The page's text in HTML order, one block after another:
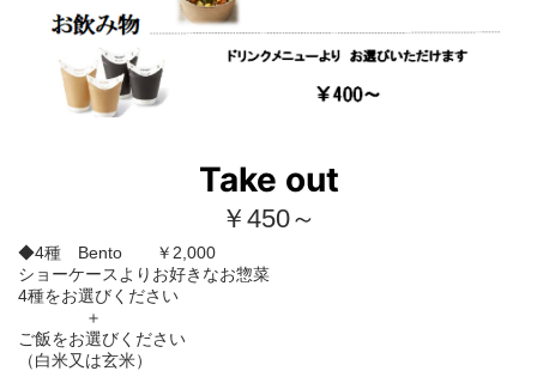
Take out
￥450～
◆4種 Bento ￥2,000
ショーケースよりお好きなお惣菜
4種をお選びください
＋
ご飯をお選びください
（白米又は玄米）